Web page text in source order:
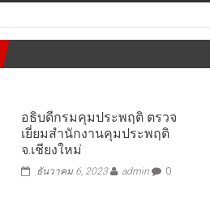
อธิบดีกรมคุมประพฤติ ตรวจ
เยี่ยมสำนักงานคุมประพฤติ
จ.เชียงใหม่
ธันวาคม 6, 2023 admin 0